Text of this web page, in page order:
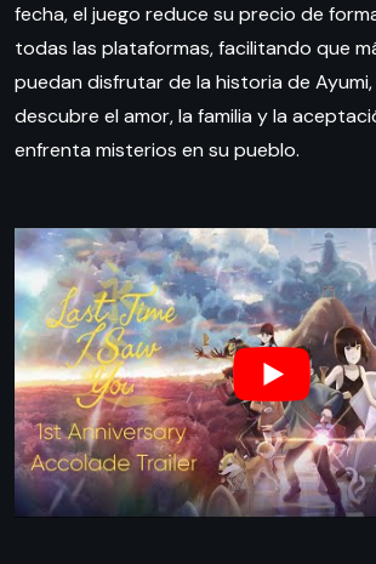
fecha, el juego reduce su precio de
todas las plataformas, facilitando que
puedan disfrutar de la historia de
descubre el amor, la familia y la
enfrenta misterios en su pueblo.